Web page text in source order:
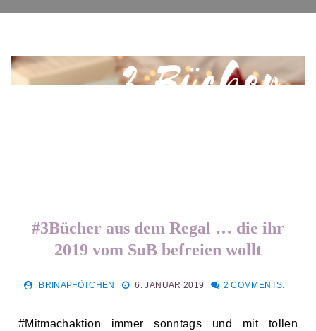
#3Bücher aus dem Regal … die ihr
2019 vom SuB befreien wollt
BRINAPFÖTCHEN 6. JANUAR 2019 2 COMMENTS.
#Mitmachaktion immer sonntags und mit tollen